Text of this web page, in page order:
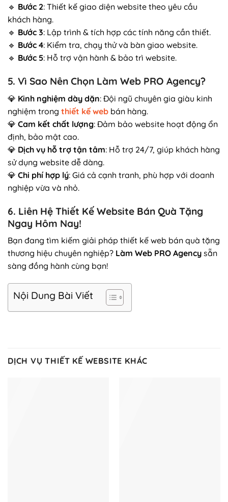
🔹 Bước 2: Thiết kế giao diện website theo yêu cầu
khách hàng.
🔹 Bước 3: Lập trình & tích hợp các tính năng cần thiết.
🔹 Bước 4: Kiểm tra, chạy thử và bàn giao website.
🔹 Bước 5: Hỗ trợ vận hành & bảo trì website.
5. Vì Sao Nên Chọn Làm Web PRO Agency?
💎 Kinh nghiệm dày dặn: Đội ngũ chuyên gia giàu kinh
nghiệm trong thiết kế web bán hàng.
💎 Cam kết chất lượng: Đảm bảo website hoạt động ổn
định, bảo mật cao.
💎 Dịch vụ hỗ trợ tận tâm: Hỗ trợ 24/7, giúp khách hàng
sử dụng website dễ dàng.
💎 Chi phí hợp lý: Giá cả cạnh tranh, phù hợp với doanh
nghiệp vừa và nhỏ.
6. Liên Hệ Thiết Kế Website Bán Quà Tặng
Ngay Hôm Nay!
Bạn đang tìm kiếm giải pháp thiết kế web bán quà tặng
thương hiệu chuyên nghiệp? Làm Web PRO Agency sẵn
sàng đồng hành cùng bạn!
Nội Dung Bài Viết
DỊCH VỤ THIẾT KẾ WEBSITE KHÁC